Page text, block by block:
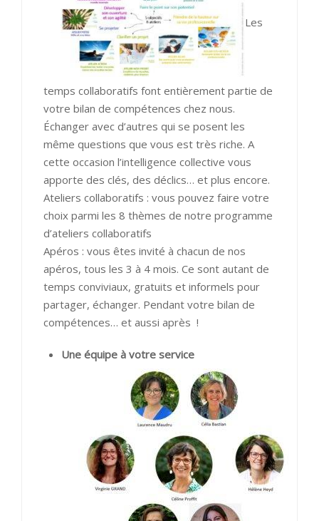
Les
temps collaboratifs font entièrement partie de
votre bilan de compétences chez nous.
Échanger avec d’autres qui se posent les
même questions que vous est très riche. A
cette occasion l’intelligence collective vous
apporte des clés, des déclics… et plus encore.
Ateliers collaboratifs : vous pouvez faire votre
choix parmi les 8 thèmes de notre programme
d’ateliers collaboratifs
Apéros : vous êtes invité à chacun de nos
apéros, tous les 3 à 4 mois. Ce sont autant de
temps conviviaux, gratuits et informels pour
partager, échanger. Pendant votre bilan de
compétences… et aussi après !
Une équipe à votre service